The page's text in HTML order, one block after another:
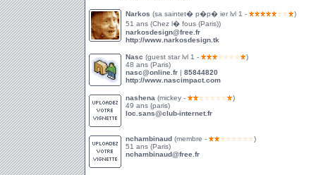
Narkos (sa saintet� p�p� ier lvl 1 -
)
51 ans (Chez l� fous (Paris))
narkosdesign@free.fr
http://www.narkosdesign.tk
Nasc (guest star lvl 1 -
)
48 ans (Paris)
nasc@online.fr | 85844820
http://www.nascimpact.com
nashena (mickey -
)
49 ans (paris)
loc.sans@club-internet.fr
nchambinaud (membre -
)
51 ans (Paris)
nchambinaud@free.fr